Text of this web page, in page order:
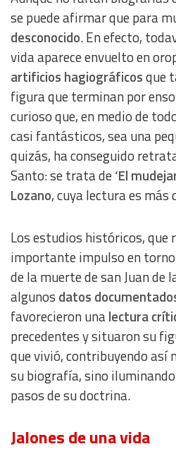
se puede afirmar que para
desconocido. En efecto,
vida aparece envuelto en
artificios hagiográficosque
figura que terminan por
curioso que, en medio de
casi fantásticos, sea una
quizás, ha conseguido
Santo: se trata de‘El
Lozano, cuya lectura es más
Los estudios históricos, que
importante impulso en
de la muerte de san Juan de
algunos datos
favorecieron unalectura
precedentes y situaron su
que vivió, contribuyendo así
su biografía, sino
pasos de su doctrina.
Jalones de una vida